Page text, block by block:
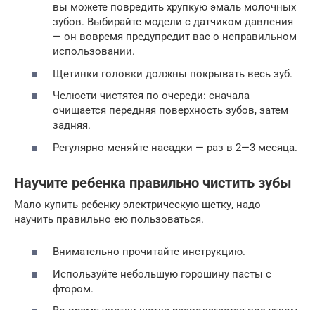
вы можете повредить хрупкую эмаль молочных
зубов. Выбирайте модели с датчиком давления
— он вовремя предупредит вас о неправильном
использовании.
Щетинки головки должны покрывать весь зуб.
Челюсти чистятся по очереди: сначала
очищается передняя поверхность зубов, затем
задняя.
Регулярно меняйте насадки — раз в 2—3 месяца.
Научите ребенка правильно чистить зубы
Мало купить ребенку электрическую щетку, надо
научить правильно ею пользоваться.
Внимательно прочитайте инструкцию.
Используйте небольшую горошину пасты с
фтором.